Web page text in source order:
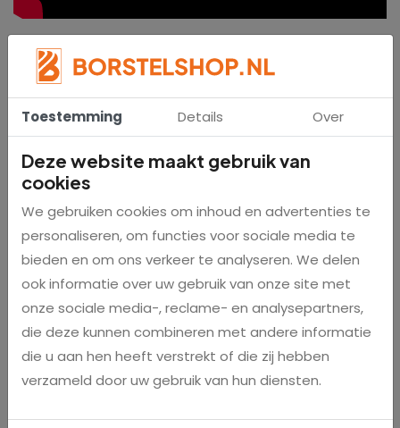
Specificaties
Sku 8997
EAN
Aantal 2 stuks
Materiaal haren Kunststof haren
Materiaal kern Hout
Reviews
Toestemming Details Over
Deze website maakt gebruik van
cookies
We gebruiken cookies om inhoud en advertenties te
personaliseren, om functies voor sociale media te
bieden en om ons verkeer te analyseren. We delen
ook informatie over uw gebruik van onze site met
onze sociale media-, reclame- en analysepartners,
die deze kunnen combineren met andere informatie
die u aan hen heeft verstrekt of die zij hebben
verzameld door uw gebruik van hun diensten.